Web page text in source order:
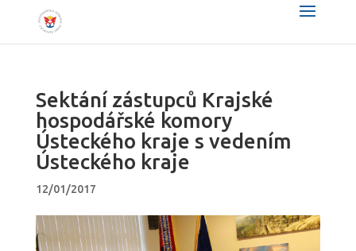
Sektání zástupců Krajské
hospodářské komory
Ústeckého kraje s vedením
Ústeckého kraje
12/01/2017